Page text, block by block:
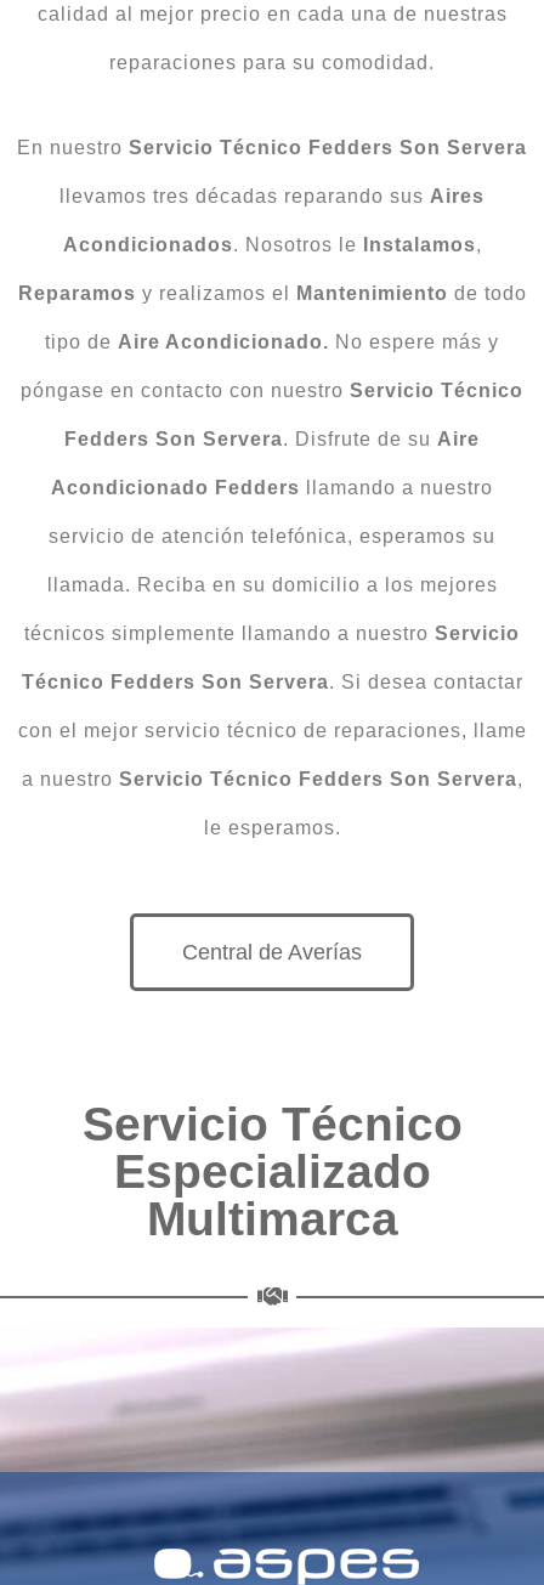
calidad al mejor precio en cada una de nuestras
reparaciones para su comodidad.
En nuestro Servicio Técnico Fedders Son Servera
llevamos tres décadas reparando sus Aires
Acondicionados. Nosotros le Instalamos,
Reparamos y realizamos el Mantenimiento de todo
tipo de Aire Acondicionado. No espere más y
póngase en contacto con nuestro Servicio Técnico
Fedders Son Servera. Disfrute de su Aire
Acondicionado Fedders llamando a nuestro
servicio de atención telefónica, esperamos su
llamada. Reciba en su domicilio a los mejores
técnicos simplemente llamando a nuestro Servicio
Técnico Fedders Son Servera. Si desea contactar
con el mejor servicio técnico de reparaciones, llame
a nuestro Servicio Técnico Fedders Son Servera,
le esperamos.
Central de Averías
Servicio Técnico
Especializado
Multimarca